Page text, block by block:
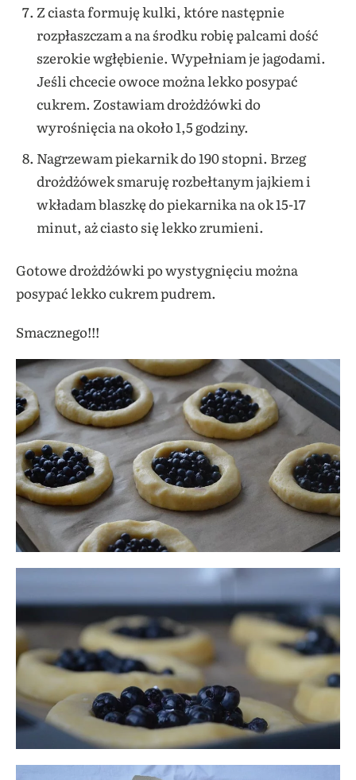
Z ciasta formuję kulki, które następnie
rozpłaszczam a na środku robię palcami dość
szerokie wgłębienie. Wypełniam je jagodami.
Jeśli chcecie owoce można lekko posypać
cukrem. Zostawiam drożdżówki do
wyrośnięcia na około 1,5 godziny.
Nagrzewam piekarnik do 190 stopni. Brzeg
drożdżówek smaruję rozbełtanym jajkiem i
wkładam blaszkę do piekarnika na ok 15-17
minut, aż ciasto się lekko zrumieni.
Gotowe drożdżówki po wystygnięciu można
posypać lekko cukrem pudrem.
Smacznego!!!